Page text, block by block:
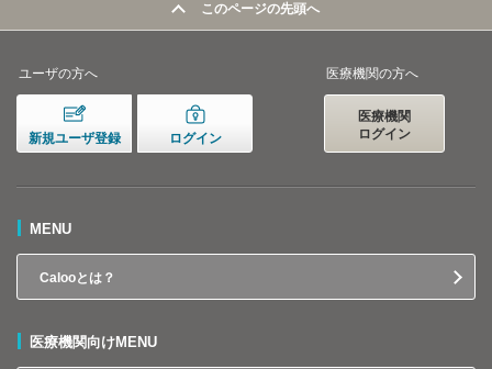
このページの先頭へ
ユーザの方へ
新規ユーザ登録 ログイン
医療機関の方へ
医療機関
ログイン
MENU
Calooとは？
医療機関向けMENU